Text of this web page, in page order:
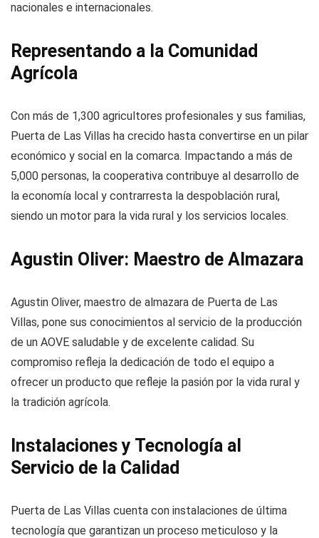
nacionales e internacionales.
Representando a la Comunidad
Agrícola
Con más de 1,300 agricultores profesionales y sus familias,
Puerta de Las Villas ha crecido hasta convertirse en un pilar
económico y social en la comarca. Impactando a más de
5,000 personas, la cooperativa contribuye al desarrollo de
la economía local y contrarresta la despoblación rural,
siendo un motor para la vida rural y los servicios locales.
Agustin Oliver: Maestro de Almazara
Agustin Oliver, maestro de almazara de Puerta de Las
Villas, pone sus conocimientos al servicio de la producción
de un AOVE saludable y de excelente calidad. Su
compromiso refleja la dedicación de todo el equipo a
ofrecer un producto que refleje la pasión por la vida rural y
la tradición agrícola.
Instalaciones y Tecnología al
Servicio de la Calidad
Puerta de Las Villas cuenta con instalaciones de última
tecnología que garantizan un proceso meticuloso y la